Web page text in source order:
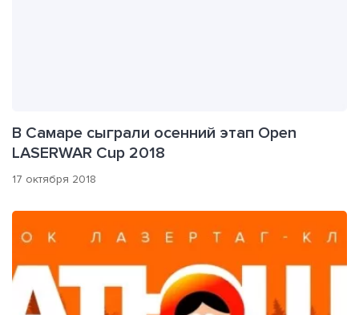
В Самаре сыграли осенний этап Open
LASERWAR Cup 2018
17 октября 2018